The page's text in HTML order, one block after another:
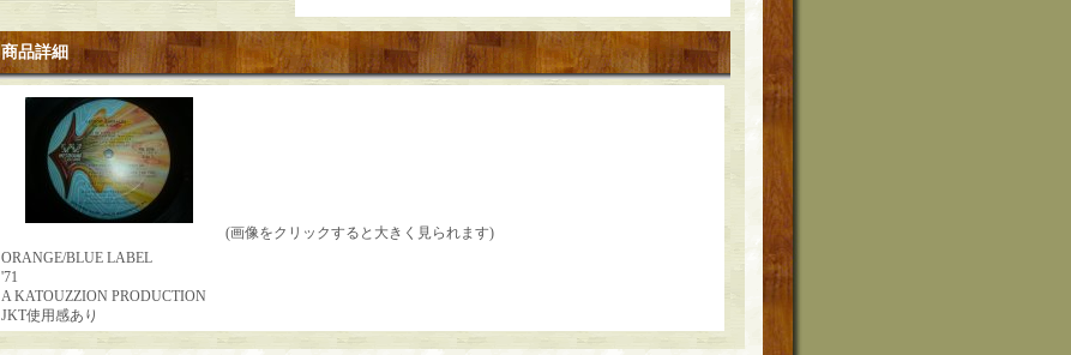
商品詳細
(画像をクリックすると大きく見られます)
ORANGE/BLUE LABEL
'71
A KATOUZZION PRODUCTION
JKT使用感あり